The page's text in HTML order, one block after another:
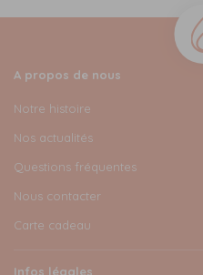
A propos de nous
Notre histoire
Nos actualités
Questions fréquentes
Nous contacter
Carte cadeau
Infos légales